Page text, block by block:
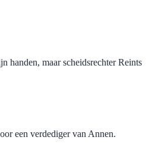
handen, maar scheidsrechter Reints
een verdediger van Annen.